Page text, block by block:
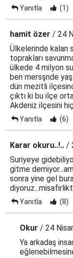
Yanıtla (1)
hamit özer / 24
Ülkelerinde kalan
toprakları
ülkede 4 milyon
ben mersşnde
dün mezitli
çıktı ki bu ilçe
Akdeniz ilçesini
Yanıtla (6)
Karar okuru..!.. /
Suriyeye
gitme
sonra yine gel
Yanıtla (8)
Okur / 24
Ya arkadaş